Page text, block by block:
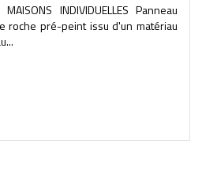
INDIVIDUELLES Panneau
roche pré-peint issu d'un matériau